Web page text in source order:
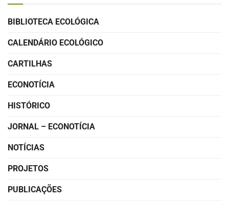
BIBLIOTECA ECOLÓGICA
CALENDÁRIO ECOLÓGICO
CARTILHAS
ECONOTÍCIA
HISTÓRICO
JORNAL – ECONOTÍCIA
NOTÍCIAS
PROJETOS
PUBLICAÇÕES